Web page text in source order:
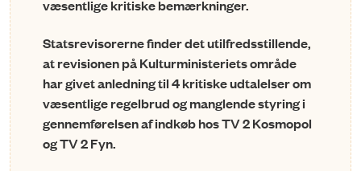
væsentlige kritiske bemærkninger.
Statsrevisorerne finder det utilfredsstillende,
at revisionen på Kulturministeriets område
har givet anledning til 4 kritiske udtalelser om
væsentlige regelbrud og manglende styring i
gennemførelsen af indkøb hos TV 2 Kosmopol
og TV 2 Fyn.